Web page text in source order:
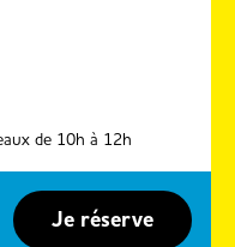
de 10h à 12h
Je réserve